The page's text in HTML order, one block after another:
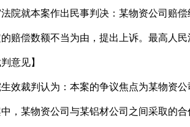
就本案作出民事判决：某物资公司赔偿
赔偿数额不当为由，提出上诉。最高人
见】
裁判认为：本案的争议焦点为某物资公
某物资公司与某铝材公司之间采取的合